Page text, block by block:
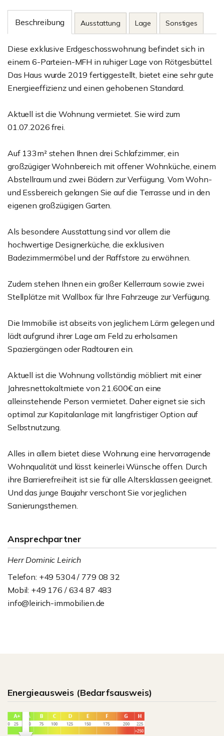
Beschreibung Ausstattung Lage Sonstiges
Diese exklusive Erdgeschosswohnung befindet sich in
einem 6-Parteien-MFH in ruhiger Lage von Rötgesbüttel.
Das Haus wurde 2019 fertiggestellt, bietet eine sehr gute
Energieeffizienz und einen gehobenen Standard.
Aktuell ist die Wohnung vermietet. Sie wird zum
01.07.2026 frei.
Auf 133m² stehen Ihnen drei Schlafzimmer, ein
großzügiger Wohnbereich mit offener Wohnküche, einem
Abstellraum und zwei Bädern zur Verfügung. Vom Wohn-
und Essbereich gelangen Sie auf die Terrasse und in den
eigenen großzügigen Garten.
Als besondere Ausstattung sind vor allem die
hochwertige Designerküche, die exklusiven
Badezimmermöbel und der Raffstore zu erwähnen.
Zudem stehen Ihnen ein großer Kellerraum sowie zwei
Stellplätze mit Wallbox für Ihre Fahrzeuge zur Verfügung.
Die Immobilie ist abseits von jeglichem Lärm gelegen und
lädt aufgrund ihrer Lage am Feld zu erholsamen
Spaziergängen oder Radtouren ein.
Aktuell ist die Wohnung vollständig möbliert mit einer
Jahresnettokaltmiete von 21.600€ an eine
alleinstehende Person vermietet. Daher eignet sie sich
optimal zur Kapitalanlage mit langfristiger Option auf
Selbstnutzung.
Alles in allem bietet diese Wohnung eine hervorragende
Wohnqualität und lässt keinerlei Wünsche offen. Durch
ihre Barrierefreiheit ist sie für alle Altersklassen geeignet.
Und das junge Baujahr verschont Sie vor jeglichen
Sanierungsthemen.
Ansprechpartner
Herr Dominic Leirich
Telefon: +49 5304 / 779 08 32
Mobil: +49 176 / 634 87 483
info@leirich-immobilien.de
Energieausweis (Bedarfsausweis)